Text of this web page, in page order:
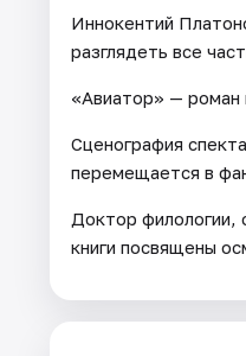
Иннокентий
разглядеть все
«Авиатор» — роман
Сценография
перемещается в
Доктор филологии,
книги посвящены